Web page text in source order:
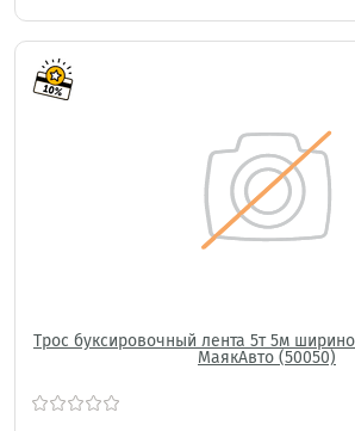
Трос буксировочный лента 5т 5м
МаякАвто (50050)